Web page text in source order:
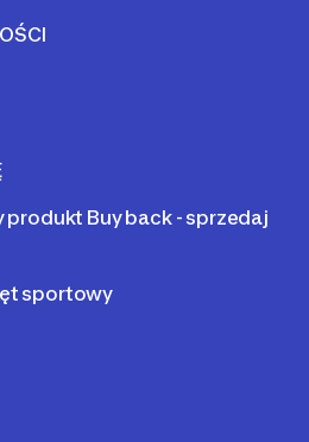
produkt Buy back - sprzedaj
sportowy